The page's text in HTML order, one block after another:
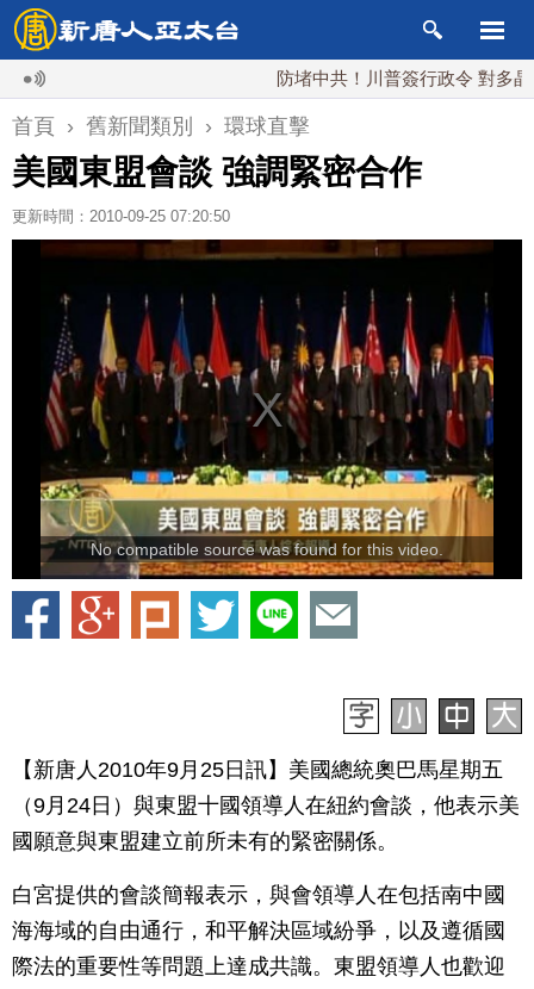
防堵中共！川普簽行政令 對多晶矽
首頁 › 舊新聞類別 › 環球直擊
美國東盟會談 強調緊密合作
更新時間：2010-09-25 07:20:50
No compatible source was found for this video.
【新唐人2010年9月25日訊】美國總統奧巴馬星期五
（9月24日）與東盟十國領導人在紐約會談，他表示美
國願意與東盟建立前所未有的緊密關係。
白宮提供的會談簡報表示，與會領導人在包括南中國
海海域的自由通行，和平解決區域紛爭，以及遵循國
際法的重要性等問題上達成共識。東盟領導人也歡迎